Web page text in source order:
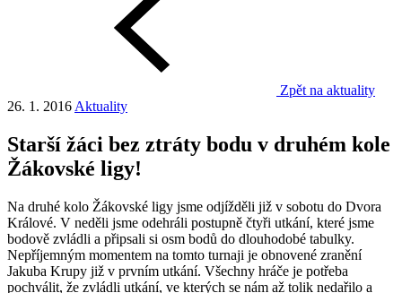
Zpět na aktuality
26. 1. 2016 Aktuality
Starší žáci bez ztráty bodu v druhém kole
Žákovské ligy!
Na druhé kolo Žákovské ligy jsme odjížděli již v sobotu do Dvora
Králové. V neděli jsme odehráli postupně čtyři utkání, které jsme
bodově zvládli a připsali si osm bodů do dlouhodobé tabulky.
Nepříjemným momentem na tomto turnaji je obnovené zranění
Jakuba Krupy již v prvním utkání. Všechny hráče je potřeba
pochválit, že zvládli utkání, ve kterých se nám až tolik nedařilo a